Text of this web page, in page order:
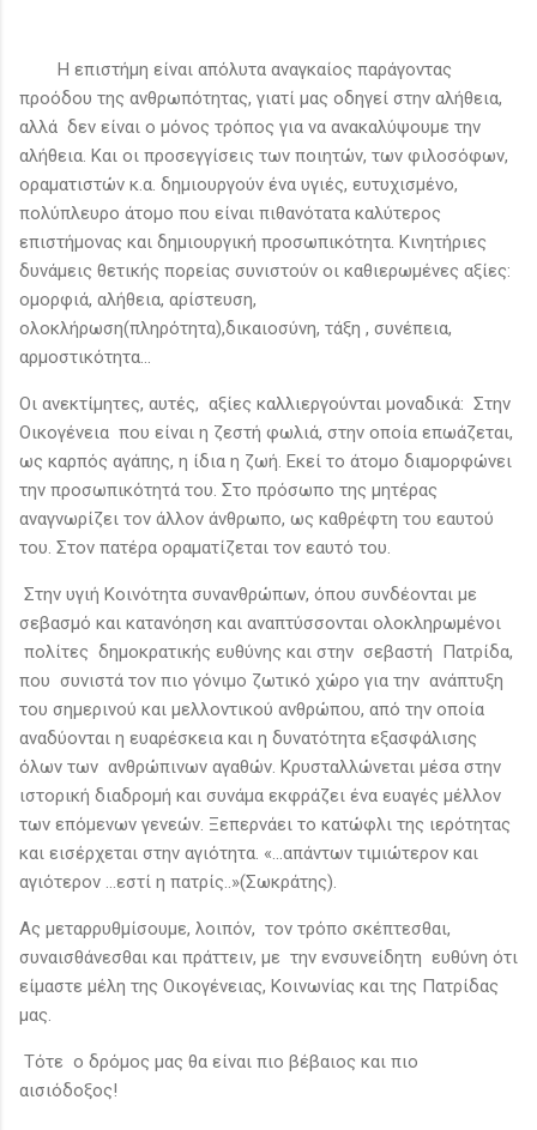
Η επιστήμη είναι απόλυτα αναγκαίος παράγοντας
προόδου της ανθρωπότητας, γιατί μας οδηγεί στην αλήθεια,
αλλά δεν είναι ο μόνος τρόπος για να ανακαλύψουμε την
αλήθεια. Και οι προσεγγίσεις των ποιητών, των φιλοσόφων,
οραματιστών κ.α. δημιουργούν ένα υγιές, ευτυχισμένο,
πολύπλευρο άτομο που είναι πιθανότατα καλύτερος
επιστήμονας και δημιουργική προσωπικότητα. Κινητήριες
δυνάμεις θετικής πορείας συνιστούν οι καθιερωμένες αξίες:
ομορφιά, αλήθεια, αρίστευση,
ολοκλήρωση(πληρότητα),δικαιοσύνη, τάξη , συνέπεια,
αρμοστικότητα…
Οι ανεκτίμητες, αυτές, αξίες καλλιεργούνται μοναδικά: Στην
Οικογένεια που είναι η ζεστή φωλιά, στην οποία επωάζεται,
ως καρπός αγάπης, η ίδια η ζωή. Εκεί το άτομο διαμορφώνει
την προσωπικότητά του. Στο πρόσωπο της μητέρας
αναγνωρίζει τον άλλον άνθρωπο, ως καθρέφτη του εαυτού
του. Στον πατέρα οραματίζεται τον εαυτό του.
Στην υγιή Κοινότητα συνανθρώπων, όπου συνδέονται με
σεβασμό και κατανόηση και αναπτύσσονται ολοκληρωμένοι
πολίτες δημοκρατικής ευθύνης και στην σεβαστή Πατρίδα,
που συνιστά τον πιο γόνιμο ζωτικό χώρο για την ανάπτυξη
του σημερινού και μελλοντικού ανθρώπου, από την οποία
αναδύονται η ευαρέσκεια και η δυνατότητα εξασφάλισης
όλων των ανθρώπινων αγαθών. Κρυσταλλώνεται μέσα στην
ιστορική διαδρομή και συνάμα εκφράζει ένα ευαγές μέλλον
των επόμενων γενεών. Ξεπερνάει το κατώφλι της ιερότητας
και εισέρχεται στην αγιότητα. «…απάντων τιμιώτερον και
αγιότερον …εστί η πατρίς..»(Σωκράτης).
Ας μεταρρυθμίσουμε, λοιπόν, τον τρόπο σκέπτεσθαι,
συναισθάνεσθαι και πράττειν, με την ενσυνείδητη ευθύνη ότι
είμαστε μέλη της Οικογένειας, Κοινωνίας και της Πατρίδας
μας.
Τότε ο δρόμος μας θα είναι πιο βέβαιος και πιο
αισιόδοξος!